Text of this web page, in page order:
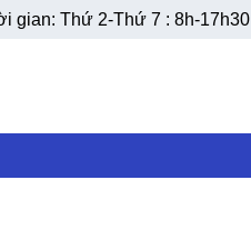
gian: Thứ 2-Thứ 7 : 8h-17h30